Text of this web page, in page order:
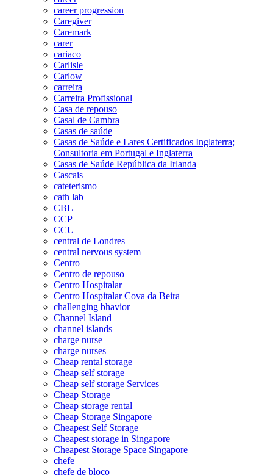
career progression
Caregiver
Caremark
carer
cariaco
Carlisle
Carlow
carreira
Carreira Profissional
Casa de repouso
Casal de Cambra
Casas de saúde
Casas de Saúde e Lares Certificados Inglaterra;
Consultoria em Portugal e Inglaterra
Casas de Saúde República da Irlanda
Cascais
cateterismo
cath lab
CBL
CCP
CCU
central de Londres
central nervous system
Centro
Centro de repouso
Centro Hospitalar
Centro Hospitalar Cova da Beira
challenging bhavior
Channel Island
channel islands
charge nurse
charge nurses
Cheap rental storage
Cheap self storage
Cheap self storage Services
Cheap Storage
Cheap storage rental
Cheap Storage Singapore
Cheapest Self Storage
Cheapest storage in Singapore
Cheapest Storage Space Singapore
chefe
chefe de bloco